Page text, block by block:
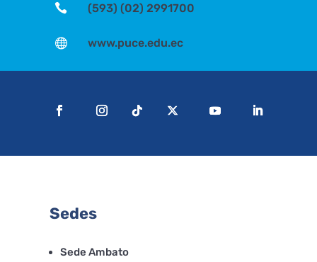
 (593) (02) 2991700
 www.puce.edu.ec
Sedes
Sede Ambato